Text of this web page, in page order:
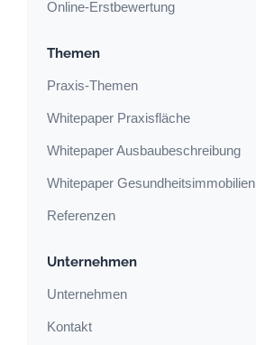
Online-Erstbewertung
Themen
Praxis-Themen
Whitepaper Praxisfläche
Whitepaper Ausbaubeschreibung
Whitepaper Gesundheitsimmobilien
Referenzen
Unternehmen
Unternehmen
Kontakt